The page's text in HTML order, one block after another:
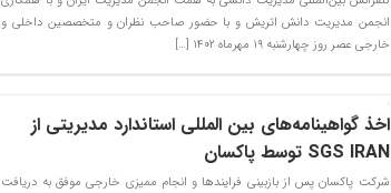
انجمن مدیریت دانش اتریش و با حضور صاحب نظران و متخصصین داخلی و
خارجی عصر روز چهارشنبه ۱۹ مهرماه ۱۴۰۲ […]
اخذ گواهینامه‌های بین المللی استاندارد مدیریتی از
SGS IRAN توسط پاکسان
شرکت پاکسان پس از بازبینی فرایندها و انجام ممیزی خارجی موفق به دریافت